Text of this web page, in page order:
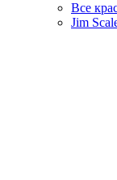
Все
Jim